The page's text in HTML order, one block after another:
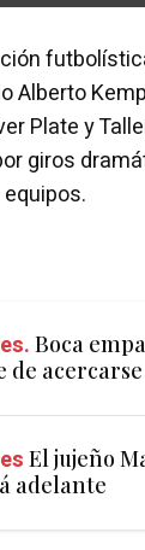
Alberto
Plate y
giros
Boca
de
El jujeño
adelante